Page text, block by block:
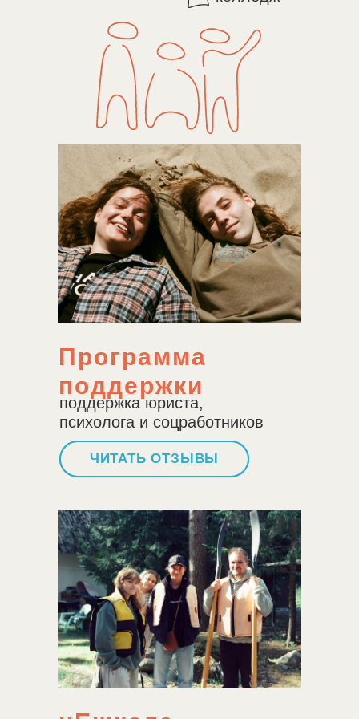
Программа
поддержки
поддержка юриста,
психолога и соцработников
УЗНАТЬ БОЛЬШЕ
ЧИТАТЬ ОТЗЫВЫ